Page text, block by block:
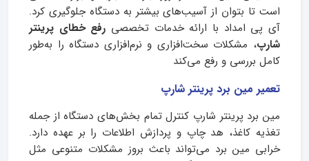
است تا بتوان از آسیب‌های بیشتر به دستگاه جلوگیری کرد.
آی‌ پی امداد با ارائه خدمات تخصصی رفع خطای پرینتر
شارپ، مشکلات سخت‌افزاری و نرم‌افزاری دستگاه را به‌طور
کامل بررسی و رفع می‌کند
تعمیر مین برد پرینتر شارپ
مین برد پرینتر شارپ کنترل تمام بخش‌های دستگاه از جمله
تغذیه کاغذ، هد چاپ و پردازش اطلاعات را بر عهده دارد.
خرابی مین برد می‌تواند باعث بروز مشکلات متنوعی مثل